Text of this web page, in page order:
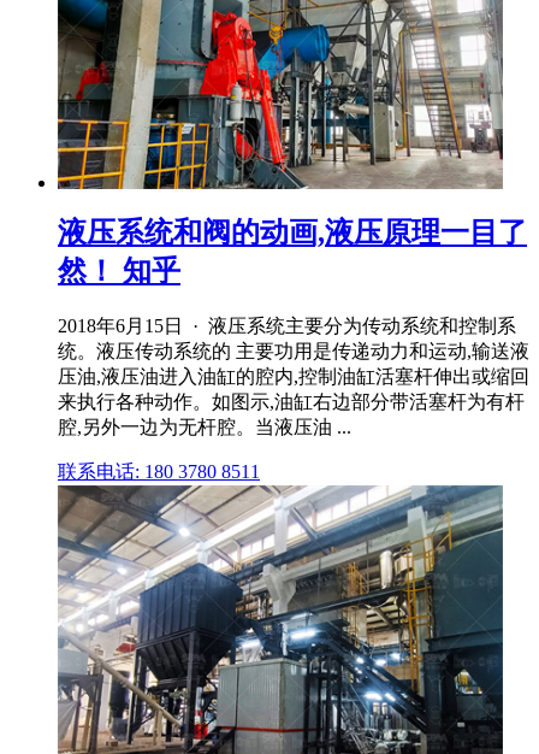
液压系统和阀的动画,液压原理一目了
然！ 知乎
2018年6月15日 · 液压系统主要分为传动系统和控制系
统。液压传动系统的 主要功用是传递动力和运动,输送液
压油,液压油进入油缸的腔内,控制油缸活塞杆伸出或缩回
来执行各种动作。如图示,油缸右边部分带活塞杆为有杆
腔,另外一边为无杆腔。当液压油 ...
联系电话: 180 3780 8511